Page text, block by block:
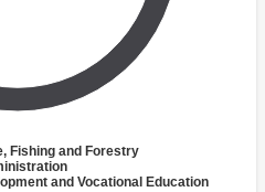
Fishing and Forestry
and Vocational Education